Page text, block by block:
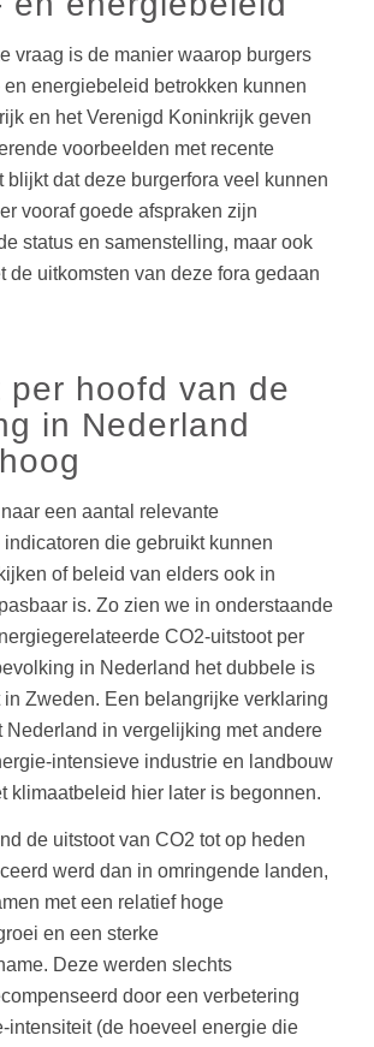
vraag is de manier waarop burgers
en energiebeleid betrokken kunnen
en het Verenigd Koninkrijk geven
voorbeelden met recente
blijkt dat deze burgerfora veel kunnen
vooraf goede afspraken zijn
status en samenstelling, maar ook
de uitkomsten van deze fora gedaan
per hoofd van de
in Nederland
een aantal relevante
indicatoren die gebruikt kunnen
of beleid van elders ook in
is. Zo zien we in onderstaande
CO2-uitstoot per
in Nederland het dubbele is
in Zweden. Een belangrijke verklaring
Nederland in vergelijking met andere
intensieve industrie en landbouw
klimaatbeleid hier later is begonnen.
de uitstoot van CO2 tot op heden
werd dan in omringende landen,
met een relatief hoge
en een sterke
Deze werden slechts
door een verbetering
intensiteit (de hoeveel energie die